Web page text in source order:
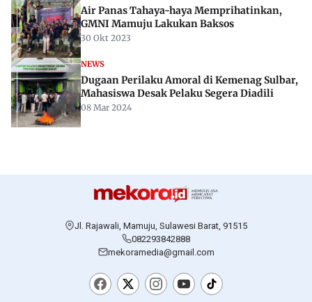
Air Panas Tahaya-haya Memprihatinkan,
GMNI Mamuju Lakukan Baksos
30 Okt 2023
NEWS
Dugaan Perilaku Amoral di Kemenag Sulbar,
Mahasiswa Desak Pelaku Segera Diadili
08 Mar 2024
Jl. Rajawali, Mamuju, Sulawesi Barat, 91515
082293842888
mekoramedia@gmail.com